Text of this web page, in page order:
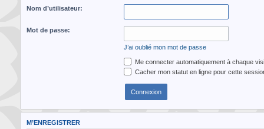
Nom d’utilisateur:
Mot de passe:
J’ai oublié mon mot de passe
Me connecter automatiquement à chaque
Cacher mon statut en ligne pour cette
M’ENREGISTRER